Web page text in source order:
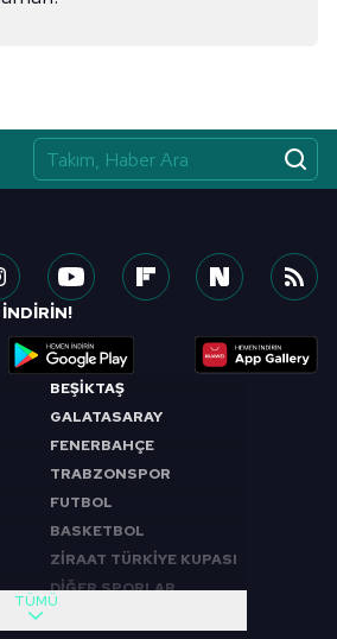
Metnimizi okumak ve sitemizde
BEŞİKTAŞ
GALATASARAY
FENERBAHÇE
TRABZONSPOR
FUTBOL
BASKETBOL
ZİRAAT TÜRKİYE KUPASI
DİĞER SPORLAR
TÜMÜ